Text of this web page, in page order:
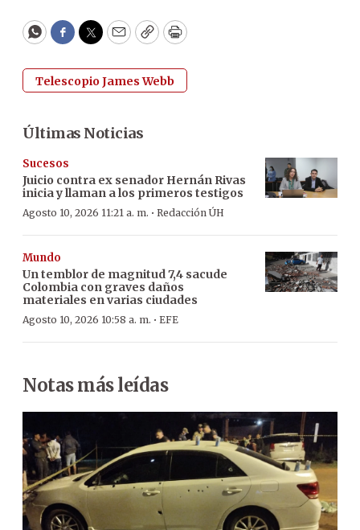
WhatsApp
Facebook
Twitter
EmailCopyPrint
Telescopio James Webb
Últimas Noticias
Sucesos
Juicio contra ex senador Hernán Rivas
inicia y llaman a los primeros testigos
Agosto 10, 2026 11:21 a. m. · Redacción ÚH
Mundo
Un temblor de magnitud 7,4 sacude
Colombia con graves daños
materiales en varias ciudades
Agosto 10, 2026 10:58 a. m. · EFE
Notas más leídas